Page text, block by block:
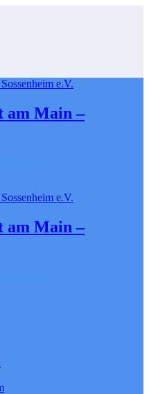
am Main –
am Main –